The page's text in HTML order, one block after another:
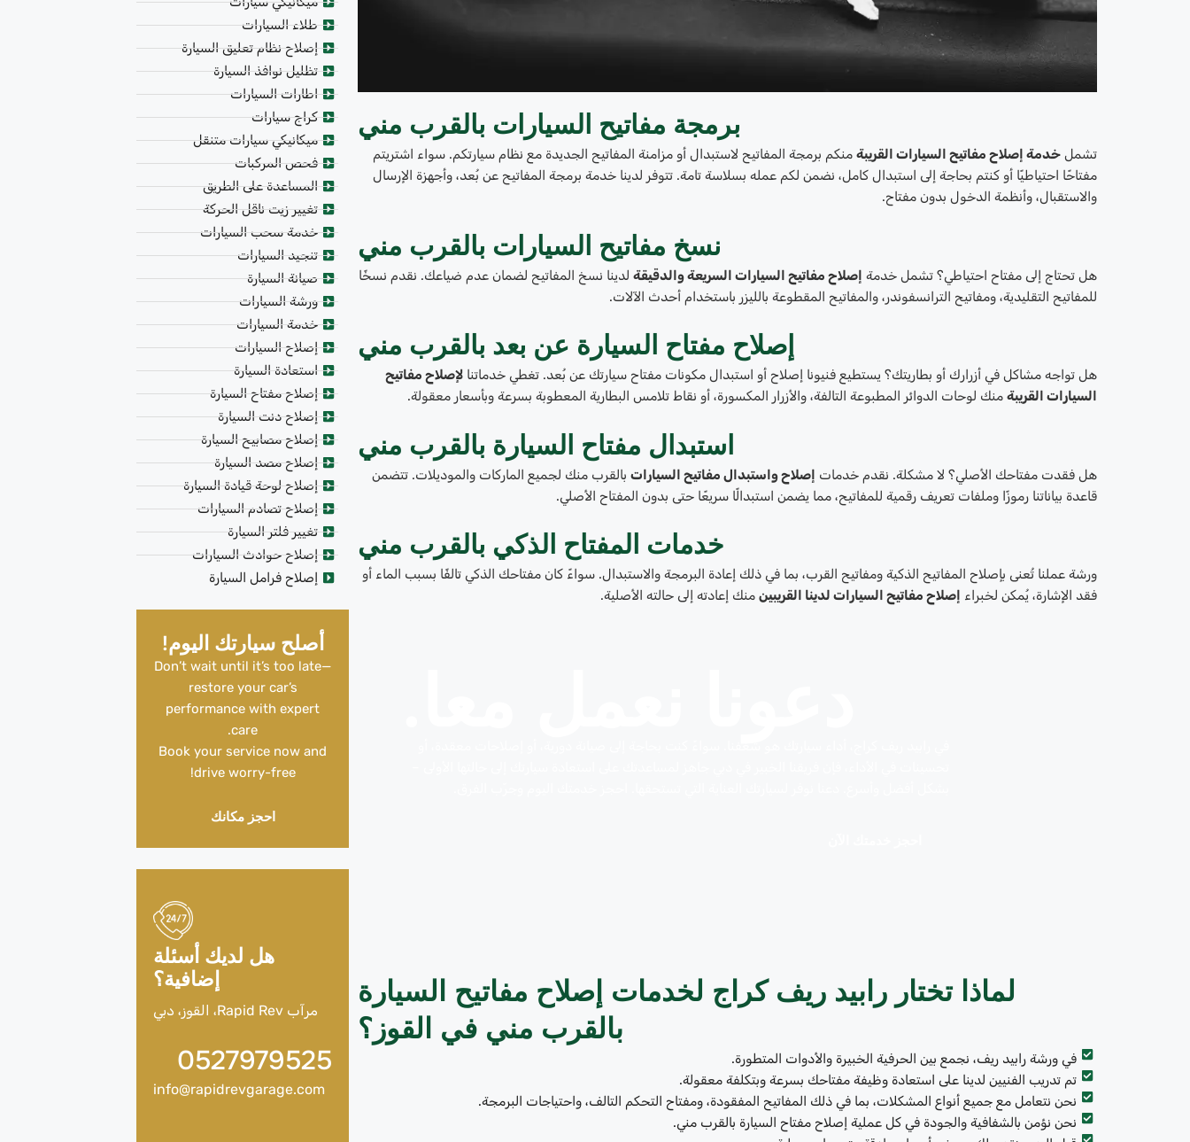
برمجة مفاتيح السيارات بالقرب مني
تشمل خدمة إصلاح مفاتيح السيارات القريبة منكم برمجة المفاتيح لاستبدال أو مزامنة المفاتيح الجديدة مع نظام سيارتكم. سواء اشتريتم
مفتاحًا احتياطيًا أو كنتم بحاجة إلى استبدال كامل، نضمن لكم عمله بسلاسة تامة. تتوفر لدينا خدمة برمجة المفاتيح عن بُعد، وأجهزة الإرسال
والاستقبال، وأنظمة الدخول بدون مفتاح.
نسخ مفاتيح السيارات بالقرب مني
هل تحتاج إلى مفتاح احتياطي؟ تشمل خدمة إصلاح مفاتيح السيارات السريعة والدقيقة لدينا نسخ المفاتيح لضمان عدم ضياعك. نقدم نسخًا
للمفاتيح التقليدية، ومفاتيح الترانسفوندر، والمفاتيح المقطوعة بالليزر باستخدام أحدث الآلات.
إصلاح مفتاح السيارة عن بعد بالقرب مني
هل تواجه مشاكل في أزرارك أو بطاريتك؟ يستطيع فنيونا إصلاح أو استبدال مكونات مفتاح سيارتك عن بُعد. تغطي خدماتنالإصلاح مفاتيح
السيارات القريبة منك لوحات الدوائر المطبوعة التالفة، والأزرار المكسورة، أو نقاط تلامس البطارية المعطوبة بسرعة وبأسعار معقولة.
استبدال مفتاح السيارة بالقرب مني
هل فقدت مفتاحك الأصلي؟ لا مشكلة. نقدم خدمات إصلاح واستبدال مفاتيح السيارات بالقرب منك لجميع الماركات والموديلات. تتضمن
قاعدة بياناتنا رموزًا وملفات تعريف رقمية للمفاتيح، مما يضمن استبدالًا سريعًا حتى بدون المفتاح الأصلي.
خدمات المفتاح الذكي بالقرب مني
ورشة عملنا تُعنى بإصلاح المفاتيح الذكية ومفاتيح القرب، بما في ذلك إعادة البرمجة والاستبدال. سواءً كان مفتاحك الذكي تالفًا بسبب الماء أو
فقد الإشارة، يُمكن لخبراء إصلاح مفاتيح السيارات لدينا القريبين منك إعادته إلى حالته الأصلية.
لماذا تختار رابيد ريف كراج لخدمات إصلاح مفاتيح السيارة
بالقرب مني في القوز؟
في ورشة رابيد ريف، نجمع بين الحرفية الخبيرة والأدوات المتطورة.
تم تدريب الفنيين لدينا على استعادة وظيفة مفتاحك بسرعة وبتكلفة معقولة.
نحن نتعامل مع جميع أنواع المشكلات، بما في ذلك المفاتيح المفقودة، ومفتاح التحكم التالف، واحتياجات البرمجة.
نحن نؤمن بالشفافية والجودة في كل عملية إصلاح مفتاح السيارة بالقرب مني.
طلاء السيارات
إصلاح نظام تعليق السيارة
تظليل نوافذ السيارة
اطارات السيارات
كراج سيارات
ميكانيكي سيارات متنقل
فحص المركبات
المساعدة على الطريق
تغيير زيت ناقل الحركة
خدمة سحب السيارات
تنجيد السيارات
صيانة السيارة
ورشة السيارات
خدمة السيارات
إصلاح السيارات
استعادة السيارة
إصلاح مفتاح السيارة
إصلاح دنت السيارة
إصلاح مصابيح السيارة
إصلاح مصد السيارة
إصلاح لوحة قيادة السيارة
إصلاح تصادم السيارات
تغيير فلتر السيارة
إصلاح حوادث السيارات
إصلاح فرامل السيارة
أصلح سيارتك اليوم!
Don’t wait until it’s too late—
restore your car’s
performance with expert
care.
Book your service now and
drive worry-free!
احجز مكانك
هل لديك أسئلة
إضافية؟
مرآب Rapid Rev، القوز، دبي
0527979525
info@rapidrevgarage.com